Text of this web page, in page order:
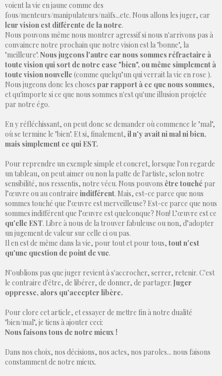
voient la vie en jaune comme des
fous/menteurs/manipulateurs/naïfs...etc. Nous allons les juger, car
leur vision est différente de la notre.
Nous pouvons même nous montrer agressif si nous n'arrivons pas à
convaincre notre prochain que notre vision est la "bonne", la
"meilleure". Nous jugeons l'autre car nous sommes réfractaire à
toute vision qui sort de notre case "bien", ou même simplement à
toute vision nouvelle (comme quelqu’un qui verrait la vie en rose ).
Nous jugeons donc les choses par rapport à ce que nous sommes,
et qu'importe si ce que nous sommes n'est qu'une illusion projetée
par notre égo.
En y réfléchissant, on peut donc se demander où commence le "mal",
où se termine le "bien". Et si, finalement, il n'y avait ni mal ni bien,
mais simplement ce qui EST.
Pour reprendre un exemple simple et concret, lorsque l'on regarde
un tableau, on peut aimer ou non la patte de l'artiste, selon notre
sensibilité, nos ressentis, notre vécu. Nous pouvons être touché par
l’œuvre ou au contraire indifférent. Mais, est-ce parce que nous
sommes touché que l’œuvre est merveilleuse? Est-ce parce que nous
sommes indifférent que l’œuvre est quelconque? Non! L’œuvre est ce
qu'elle EST. Libre à nous de la trouver fabuleuse ou non, d’adopter
un jugement de valeur sur celle ci ou pas.
Il en est de même dans la vie, pour tout et pour tous, tout n'est
qu'une question de point de vue.
N'oublions pas que juger revient à s'accrocher, serrer, retenir. C'est
le contraire d'être, de libérer, de donner, de partager. Juger
oppresse, alors qu'accepter libère.
Pour clore cet article, et essayer de mettre fin à notre dualité
"bien/mal", je tiens à ajouter ceci:
Nous faisons tous de notre mieux !
Dans nos choix, nos décisions, nos actes, nos paroles... nous faisons
constamment de notre mieux.